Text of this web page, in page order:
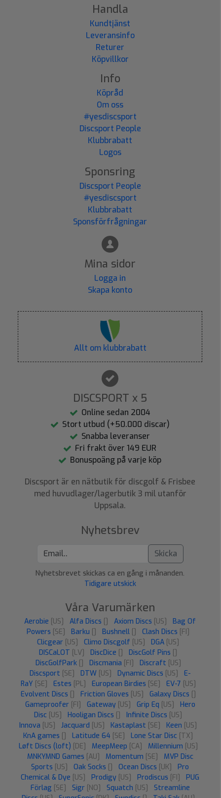
Handla
Kundtjänst
Leveransinfo
Returer
Köpvillkor
Info
Köpråd
Om oss
#yesdiscsport
Discsport People
Klubbrabatt
Logos
Sponsring
Discsport People
#yesdiscsport
Klubbrabatt
Sponsförfrågningar
Mina sidor
Logga in
Skapa konto
Allt om klubbrabatt
DISCSPORT x 5
Online sedan 2004
Stort utbud (+50.000 discar)
Snabba leveranser
Fri frakt över 149 EUR
Bonuspoäng på varje köp
Discsport är en nätbutik för discgolf & Frisbee
med huvudlager/lagerbutik 3 mil utanför
Uppsala.
Nyhetsbrev
Skicka
Nyhetsbrevet skickas ca en gång i månanden.
Tidigare utskick
Våra Varumärken
Aerobie [US] Alfa Discs Axiom Discs [US]
Bag Of
Powers [SE] Barku Bushnell Clash Discs [FI]
Clicgear [US] Climo Discgolf [US] DGA [US]
DISCaLOT [LV] DiscDice DiscGolf Pins
DiscGolfPark
Discmania [FI] Discraft [US]
Discsport [SE] DTW [US] Dynamic Discs [US]
E-
RaY [SE] Estes [PL] European Birdies [SE] EV-7 [US]
Evolvent Discs
Friction Gloves [US] Galaxy Discs
Gameproofer [FI] Gateway [US] Grip Eq [US]
Hero
Disc [US] Hooligan Discs Infinite Discs [US]
Innova [US] Jacquard [US] Kastaplast [SE] Keen [US]
KnA games
Latitude 64 [SE] Lone Star Disc [TX]
Løft Discs (loft) [DE] MeepMeep [CA] Millennium [US]
MNKYMND Games [AU] Momentum [SE]
MVP Disc
Sports [US] Oak Socks Ocean Discs [UK]
Pro
Chemical & Dye [US] Prodigy [US] Prodiscus [FI]
PUG
Förlag [SE] Sigr [NO] Squatch [US]
Streamline